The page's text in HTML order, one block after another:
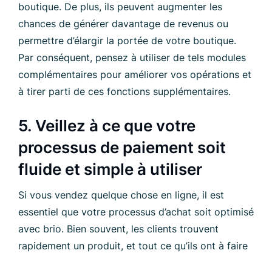
boutique. De plus, ils peuvent augmenter les
chances de générer davantage de revenus ou
permettre d’élargir la portée de votre boutique.
Par conséquent, pensez à utiliser de tels modules
complémentaires pour améliorer vos opérations et
à tirer parti de ces fonctions supplémentaires.
5. Veillez à ce que votre
processus de paiement soit
fluide et simple à utiliser
Si vous vendez quelque chose en ligne, il est
essentiel que votre processus d’achat soit optimisé
avec brio. Bien souvent, les clients trouvent
rapidement un produit, et tout ce qu’ils ont à faire